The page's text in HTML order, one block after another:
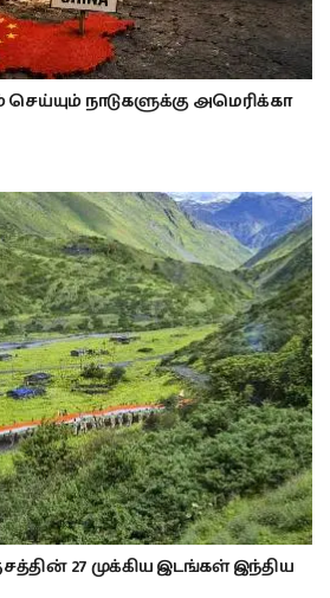
நாடுகளுக்கு அமெரிக்கா
27 முக்கிய இடங்கள் இந்திய